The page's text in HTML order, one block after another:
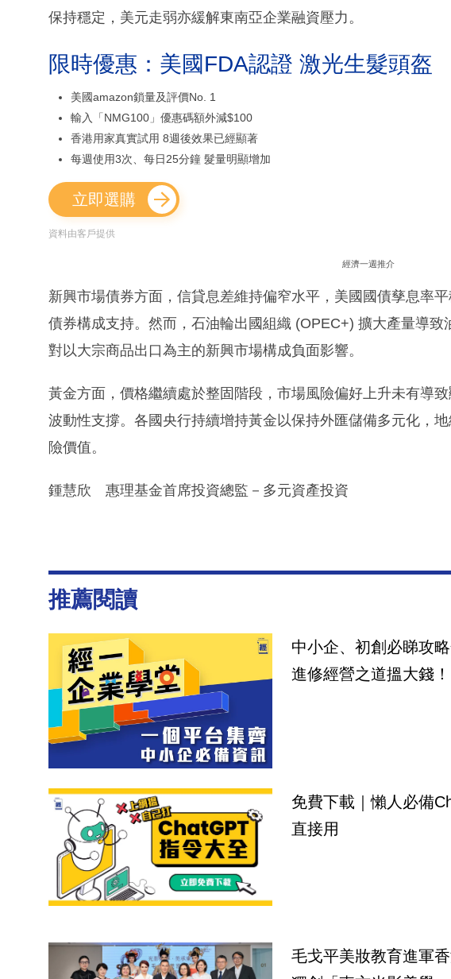
保持穩定，美元走弱亦緩解東南亞企業融資壓力。
限時優惠：美國FDA認證 激光生髮頭盔
美國amazon鎖量及評價No. 1
輸入「NMG100」優惠碼額外減$100
香港用家真實試用 8週後效果已經顯著
每週使用3次、每日25分鐘 髮量明顯增加
立即選購
資料由客戶提供
經濟一週推介
新興市場債券方面，信貸息差維持偏窄水平，美國國債孳息率
債券構成支持。然而，石油輪出國組織 (OPEC+) 擴大產量導
對以大宗商品出口為主的新興市場構成負面影響。
黃金方面，價格繼續處於整固階段，市場風險偏好上升未有導
波動性支撐。各國央行持續增持黃金以保持外匯儲備多元化，
險價值。
鍾慧欣 惠理基金首席投資總監－多元資產投資
推薦閱讀
中小企、初創必睇攻
進修經營之道搵大錢！
免費下載｜懶人必備
直接用
毛戈平美妝教育進軍